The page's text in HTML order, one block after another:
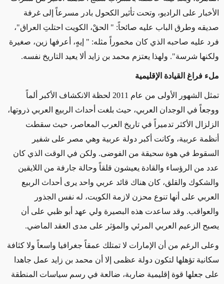
الأخبار على الراديو، وتحت تأثير الكحول بادر مسرعاً إلى غرفة
صديقه وطرق الباب عليه صائحاً: " الحقْ، الكويت احتلتِ العراق"،
فرد عليه صاحبه الذي كان مخموراً مثله: " إيهٍ، أعرفها زين، صغيرة
ولكنها شرسة". ولهذا يعتزم محمد بن زايد ألا يعيد التاريخ نفسه.
ملء فراغ القيادة الإقليمية
تمثل الشهور الأولى من عام 2011 لحظة الانكشاف الأكبر ألماً
ووجعاً في الوجدان العربي، حيث بلغت أحداث الربيع العربي ذروتها،
الزلزال الأكثر تدميراً في تاريخ العرب المعاصر، حيث سقطت
أنظمة عربية، وكانت أكبر دولة عربية وهي مصر على شفير
السقوط في هوة سحيقة من الفوضى. ولكن في الوقت الذي كان
عدد من الرؤساء والقادة يعيشون قلقاً وحالة جارفة من اللايقين
والشكوك والقلق، كان هناك قائد عربي واحد يرى أحداث الربيع
العربي على أنها تنوع محزن لازمة الكويت، له نفس الجذور
والعواقب. وقد ساعدت هذه البصيرة ولي عهد أبو ظبي على أن
يصبح الزعيم العربي المرئي والمؤثر على مدى العقد الماضي.
وعلى الرغم من أن الإمارات لا تمتلك عمقاً جغرافيا واسعاً ولا كثافة
سكانية تؤهلها لتكون دولة عظمى إلا أن محمد بن زايد عمل جاهدا
على جعلها قوة إقليمية ضاربة، ضالعة في رسم سياسات المنطقة